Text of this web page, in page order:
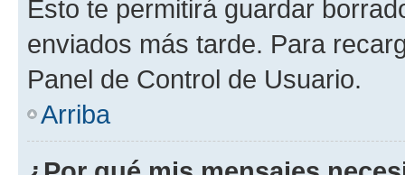
Esto te permitirá guardar
enviados más tarde. Para
Panel de Control de Usuario.
Arriba